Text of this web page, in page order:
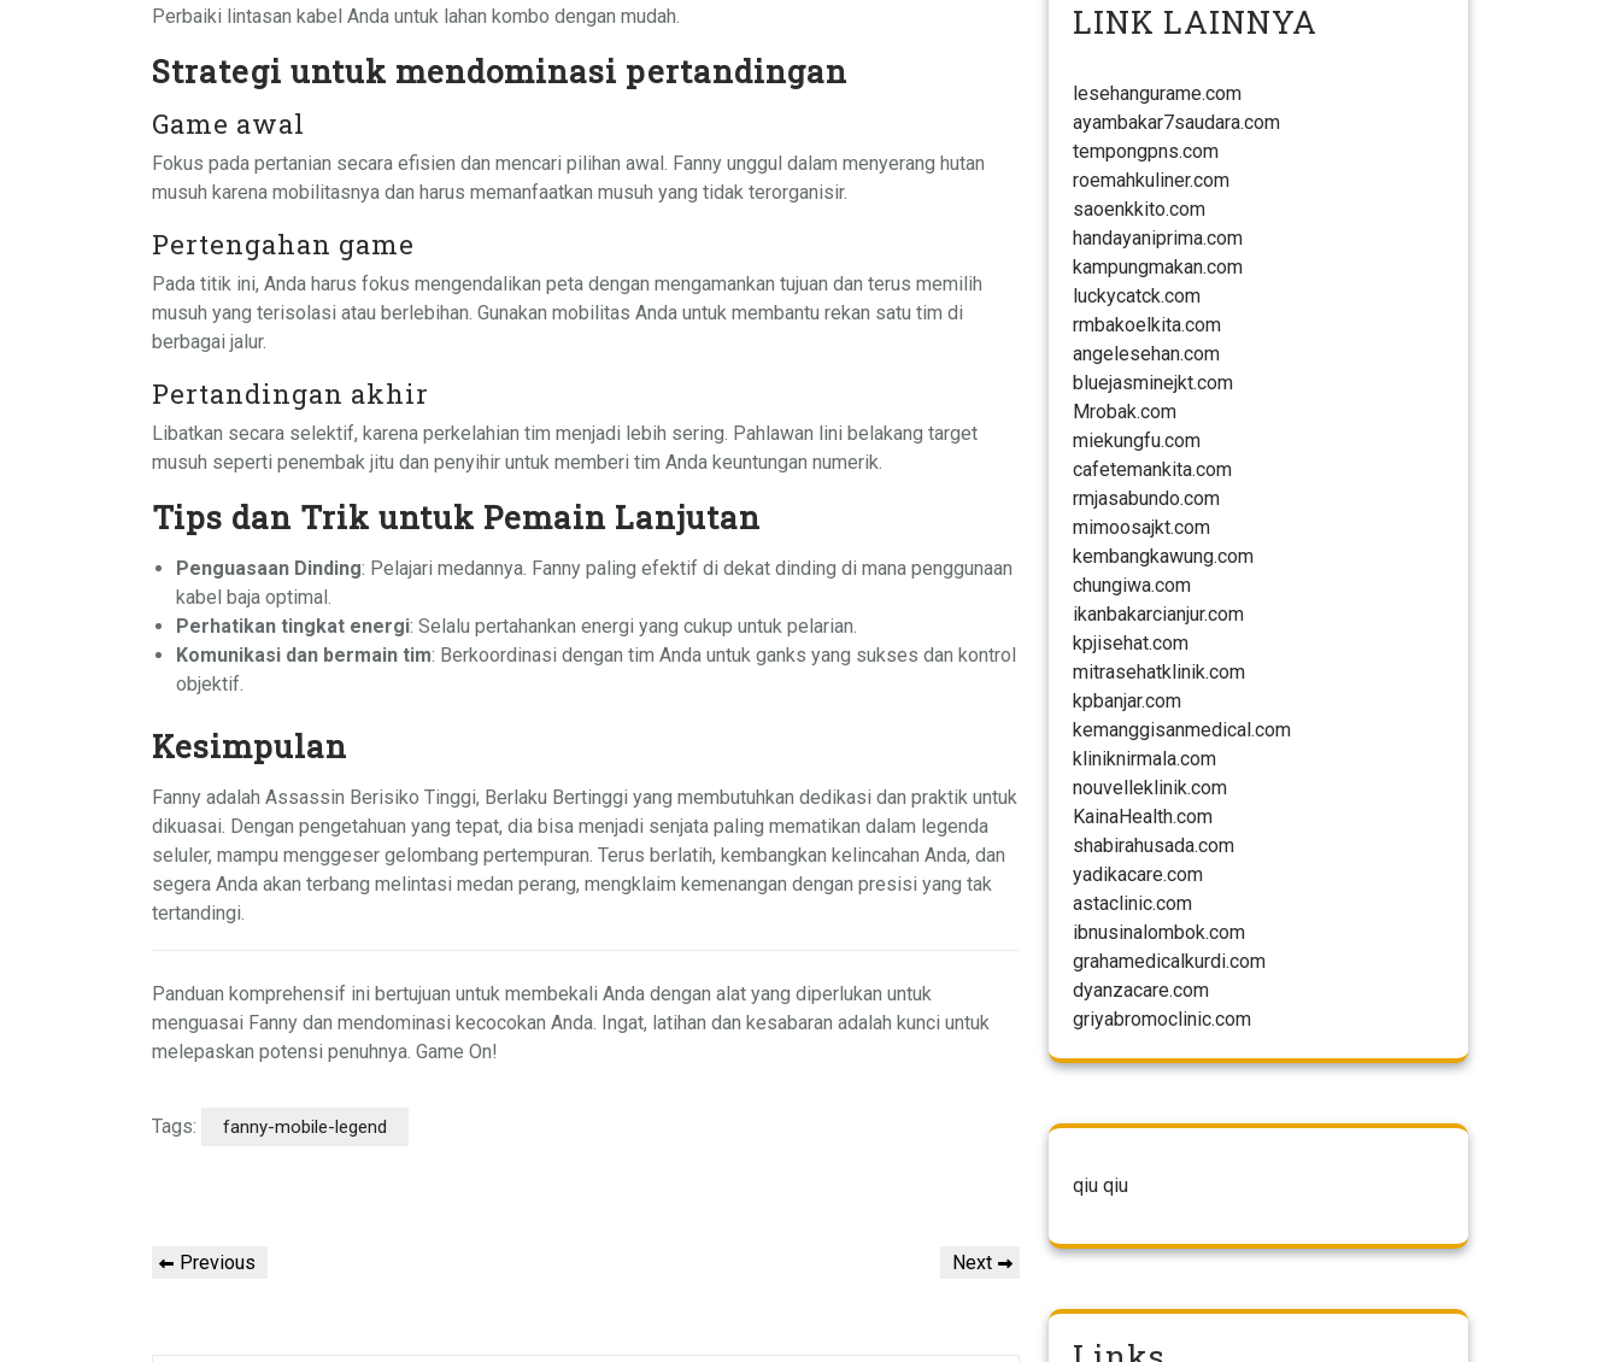
Perbaiki lintasan kabel Anda untuk lahan kombo dengan mudah.
Strategi untuk mendominasi pertandingan
Game awal
Fokus pada pertanian secara efisien dan mencari pilihan awal. Fanny unggul dalam menyerang hutan
musuh karena mobilitasnya dan harus memanfaatkan musuh yang tidak terorganisir.
Pertengahan game
Pada titik ini, Anda harus fokus mengendalikan peta dengan mengamankan tujuan dan terus memilih
musuh yang terisolasi atau berlebihan. Gunakan mobilitas Anda untuk membantu rekan satu tim di
berbagai jalur.
Pertandingan akhir
Libatkan secara selektif, karena perkelahian tim menjadi lebih sering. Pahlawan lini belakang target
musuh seperti penembak jitu dan penyihir untuk memberi tim Anda keuntungan numerik.
Tips dan Trik untuk Pemain Lanjutan
Penguasaan Dinding: Pelajari medannya. Fanny paling efektif di dekat dinding di mana penggunaan
kabel baja optimal.
Perhatikan tingkat energi: Selalu pertahankan energi yang cukup untuk pelarian.
Komunikasi dan bermain tim: Berkoordinasi dengan tim Anda untuk ganks yang sukses dan kontrol
objektif.
Kesimpulan
Fanny adalah Assassin Berisiko Tinggi, Berlaku Bertinggi yang membutuhkan dedikasi dan praktik untuk
dikuasai. Dengan pengetahuan yang tepat, dia bisa menjadi senjata paling mematikan dalam legenda
seluler, mampu menggeser gelombang pertempuran. Terus berlatih, kembangkan kelincahan Anda, dan
segera Anda akan terbang melintasi medan perang, mengklaim kemenangan dengan presisi yang tak
tertandingi.
Panduan komprehensif ini bertujuan untuk membekali Anda dengan alat yang diperlukan untuk
menguasai Fanny dan mendominasi kecocokan Anda. Ingat, latihan dan kesabaran adalah kunci untuk
melepaskan potensi penuhnya. Game On!
Tags: fanny-mobile-legend
Post
Previous
Previous
Next
Next
LINK LAINNYA
lesehangurame.com
ayambakar7saudara.com
tempongpns.com
roemahkuliner.com
saoenkkito.com
handayaniprima.com
kampungmakan.com
luckycatck.com
rmbakoelkita.com
angelesehan.com
bluejasminejkt.com
Mrobak.com
miekungfu.com
cafetemankita.com
rmjasabundo.com
mimoosajkt.com
kembangkawung.com
chungiwa.com
ikanbakarcianjur.com
kpjisehat.com
mitrasehatklinik.com
kpbanjar.com
kemanggisanmedical.com
kliniknirmala.com
nouvelleklinik.com
KainaHealth.com
shabirahusada.com
yadikacare.com
astaclinic.com
ibnusinalombok.com
grahamedicalkurdi.com
dyanzacare.com
griyabromoclinic.com
qiu qiu